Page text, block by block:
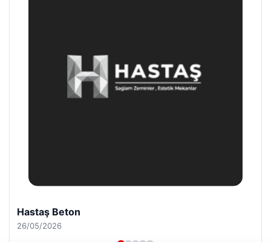
Enes Kaplan Avukatlık Bürosu
28/04/2026